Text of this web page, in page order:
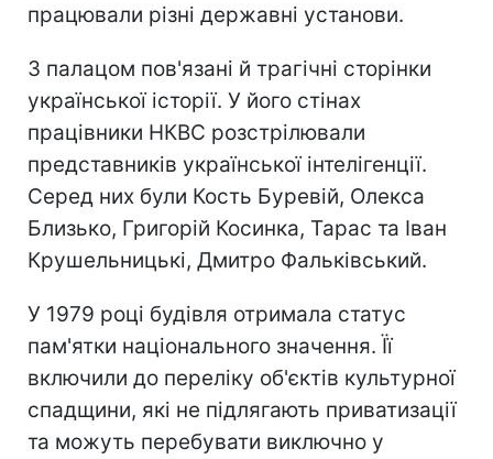
працювали різні державні установи.
З палацом пов'язані й трагічні сторінки
української історії. У його стінах
працівники НКВС розстрілювали
представників української інтелігенції.
Серед них були Кость Буревій, Олекса
Близько, Григорій Косинка, Тарас та Іван
Крушельницькі, Дмитро Фальківський.
У 1979 році будівля отримала статус
пам'ятки національного значення. Її
включили до переліку об'єктів культурної
спадщини, які не підлягають приватизації
та можуть перебувати виключно у